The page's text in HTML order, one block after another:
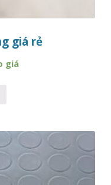
giá rẻ
giá